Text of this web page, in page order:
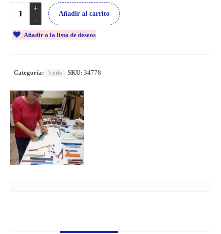
Añadir al carrito
Añadir a la lista de deseos
Categoría: Vidrio SKU: 34778